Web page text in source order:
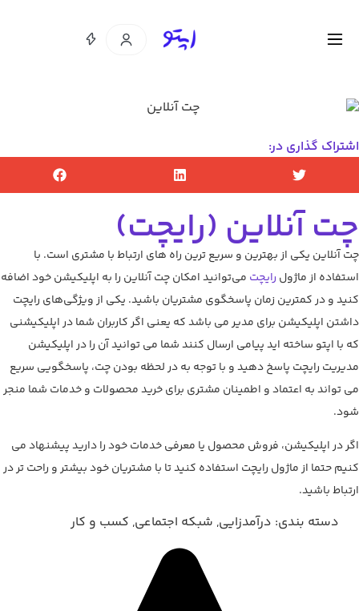
اشتراک گذاری در:
چت آنلاین (رایچت)
چت آنلاین یکی از بهترین و سریع ترین راه های ارتباط با مشتری است. با
استفاده از ماژول رایچت می‌توانید امکان چت آنلاین را به اپلیکیشن خود اضافه
کنید و در کمترین زمان پاسخگوی مشتریان باشید. یکی از ویژگی‌های رایچت
داشتن اپلیکیشن برای مدیر می باشد که یعنی اگر کاربران شما در اپلیکیشنی
که با اپتو ساخته اید پیامی ارسال کنند شما می توانید آن را در اپلیکیشن
مدیریت رایچت پاسخ دهید و با توجه به در لحظه بودن چت، پاسخگویی سریع
می تواند به اعتماد و اطمینان مشتری برای خرید محصولات و خدمات شما منجر
شود.
اگر در اپلیکیشن، فروش محصول یا معرفی خدمات خود را دارید پیشنهاد می
کنیم حتما از ماژول رایچت استفاده کنید تا با مشتریان خود بیشتر و راحت تر در
ارتباط باشید.
دسته بندی: درآمد‌زایی, شبکه اجتماعی, کسب و کار